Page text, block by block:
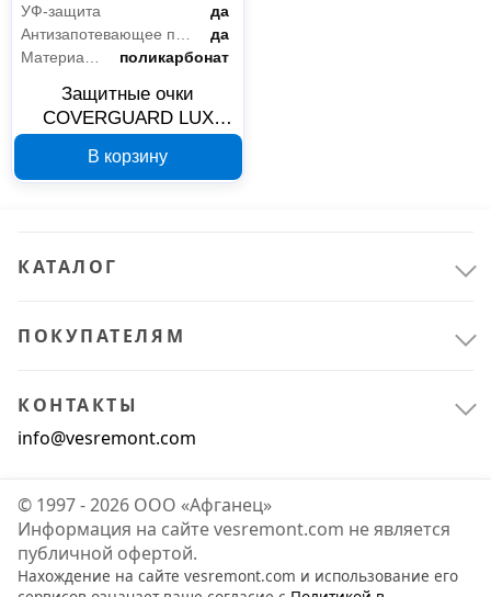
УФ-защита
да
да
поликарбонат
Защитные очки
COVERGUARD LUX
60520 прозрачные
В корзину
КАТАЛОГ
ПОКУПАТЕЛЯМ
КОНТАКТЫ
info@vesremont.com
© 1997 - 2026 ООО «Афганец»
Информация на сайте vesremont.com не является
публичной офертой.
Нахождение на сайте vesremont.com и использование его